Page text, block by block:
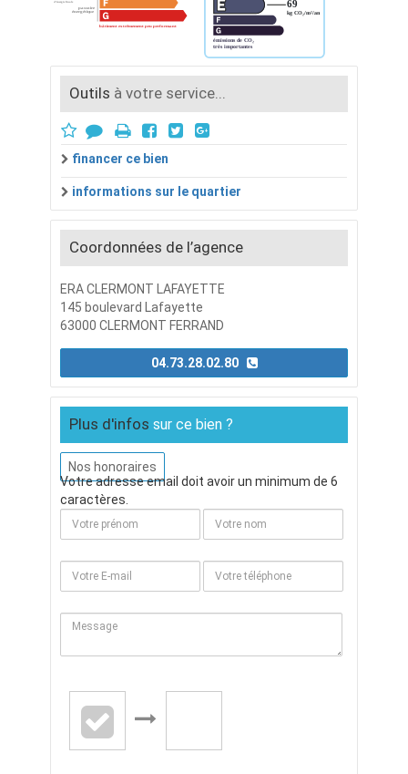
Outils à votre service...
financer ce bien
informations sur le quartier
Coordonnées de l’agence
ERA CLERMONT LAFAYETTE
145 boulevard Lafayette
63000 CLERMONT FERRAND
Plus d'infos sur ce bien ?
Nos honoraires
Votre adresse email doit avoir un minimum de 6
caractères.